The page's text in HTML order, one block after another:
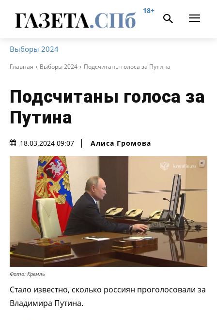
18+
Выборы 2024
Главная Выборы 2024 Подсчитаны голоса за Путина
Подсчитаны голоса за
Путина
18.03.2024 09:07 Алиса Громова
Фото: Кремль
Стало известно, сколько россиян проголосовали за
Владимира Путина.